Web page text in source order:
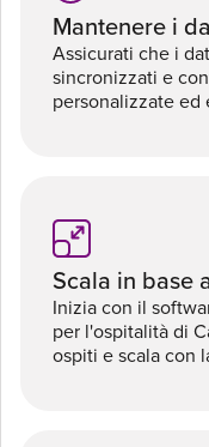
Mantenere i
Assicurati che i
sincronizzati e
personalizzate ed
Scala in base
Inizia con il
per l'ospitalità di
ospiti e scala con